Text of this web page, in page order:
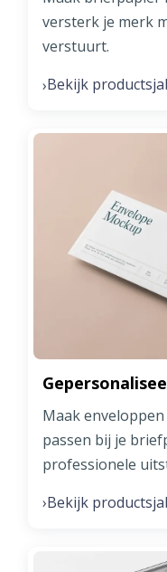
versterk je merk
verstuurt.
›Bekijk
Maak
passen bij je
professionele
›Bekijk